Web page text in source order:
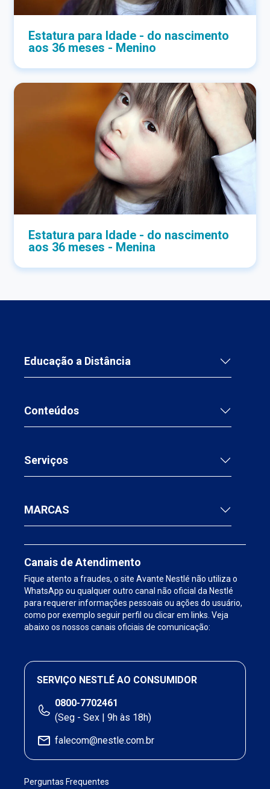
Estatura para Idade - do nascimento
aos 36 meses - Menino
Estatura para Idade - do nascimento
aos 36 meses - Menina
Educação a Distância
Conteúdos
Serviços
MARCAS
Canais de Atendimento
Fique atento a fraudes, o site Avante Nestlé não utiliza o
WhatsApp ou qualquer outro canal não oficial da Nestlé
para requerer informações pessoais ou ações do usuário,
como por exemplo seguir perfil ou clicar em links. Veja
abaixo os nossos canais oficiais de comunicação:
SERVIÇO NESTLÉ AO CONSUMIDOR
0800-7702461
(Seg - Sex | 9h às 18h)
falecom@nestle.com.br
Perguntas Frequentes